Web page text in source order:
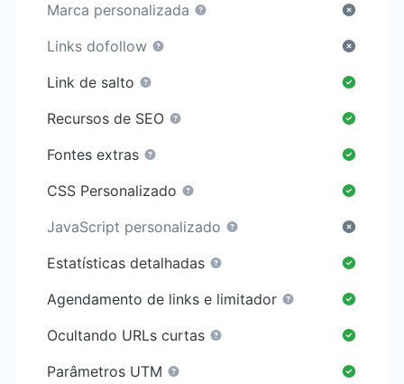
Marca personalizada
Links dofollow
Link de salto
Recursos de SEO
Fontes extras
CSS Personalizado
JavaScript personalizado
Estatísticas detalhadas
Agendamento de links e limitador
Ocultando URLs curtas
Parâmetros UTM